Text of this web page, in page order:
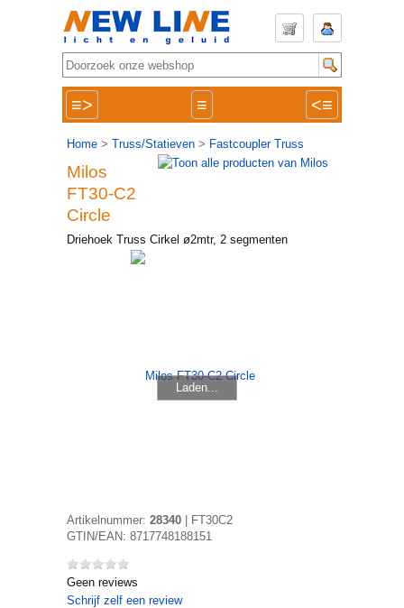
≡> ≡ <≡
Home > Truss/Statieven > Fastcoupler Truss
Milos
FT30-C2
Circle
Driehoek Truss Cirkel ø2mtr, 2 segmenten
Laden...
Artikelnummer: 28340
FT30C2
GTIN/EAN: 8717748188151
Geen reviews
Schrijf zelf een review